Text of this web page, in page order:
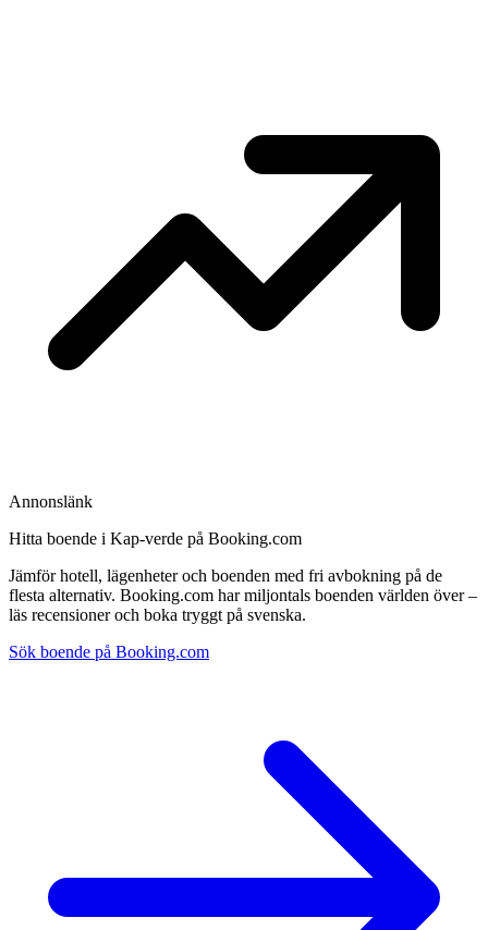
Annonslänk
Hitta boende i Kap-verde på Booking.com
Jämför hotell, lägenheter och boenden med fri avbokning på de
flesta alternativ. Booking.com har miljontals boenden världen över –
läs recensioner och boka tryggt på svenska.
Sök boende på Booking.com